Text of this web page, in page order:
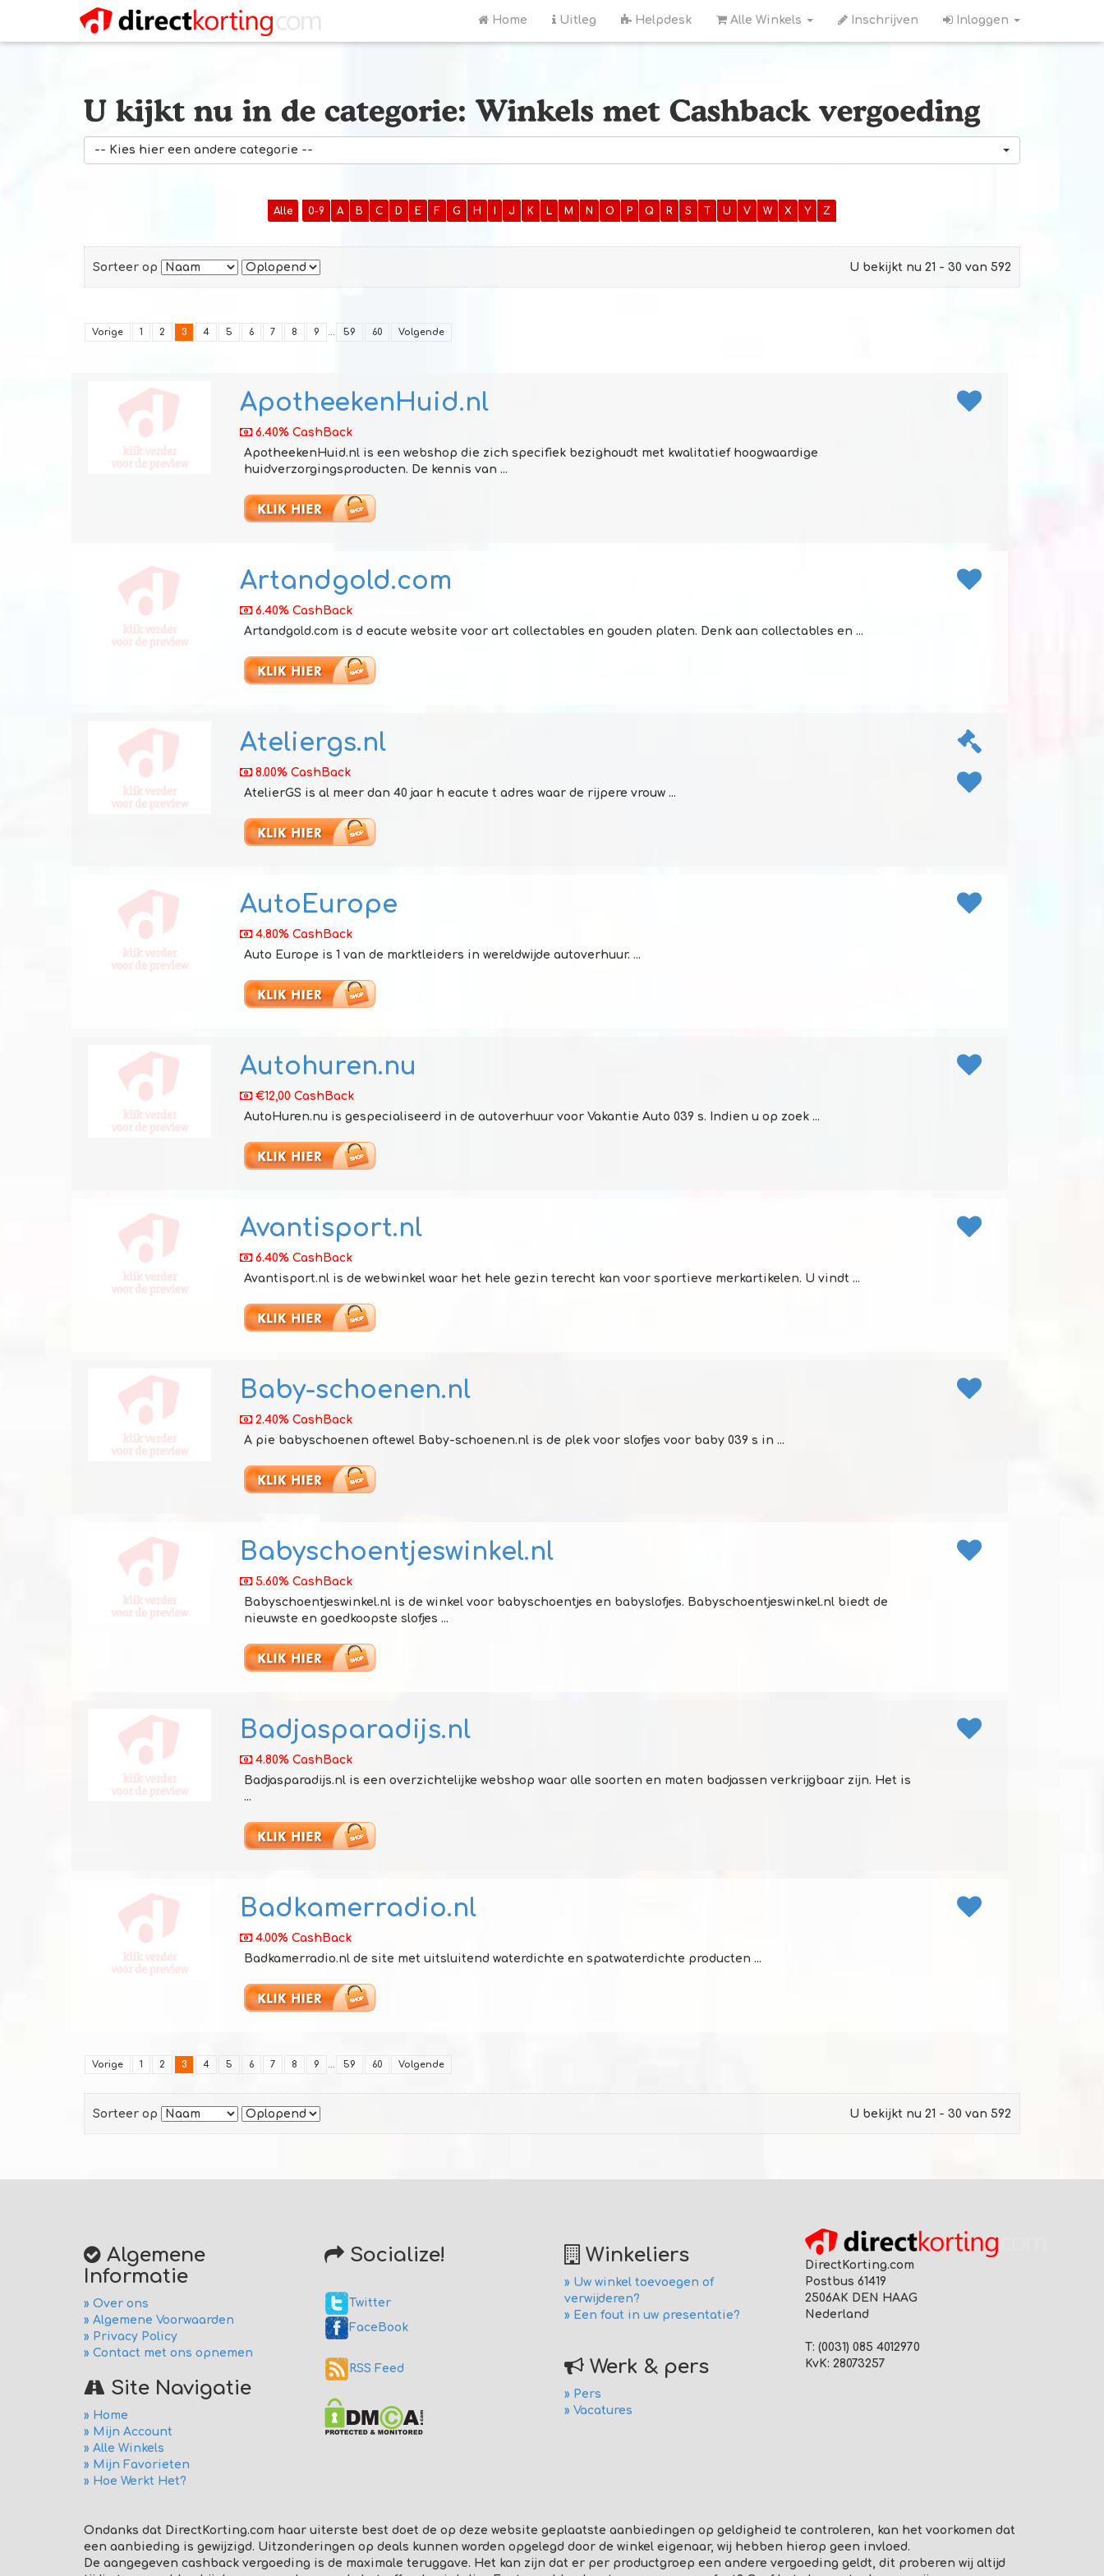
Home Uitleg Helpdesk Alle Winkels Inschrijven Inloggen
-- Kies hier een andere categorie --
Alle 0-9 A B C D E F G H I J K L M N O P Q R S T U V W X Y Z
Sorteer op U bekijkt nu 21 - 30 van 592
Vorige 1 2 3 4 5 6 7 8 9 ... 59 60 Volgende
ApotheekenHuid.nl
6.40% CashBack
ApotheekenHuid.nl is een webshop die zich specifiek bezighoudt met kwalitatief hoogwaardige
huidverzorgingsproducten. De kennis van ...
Artandgold.com
6.40% CashBack
Artandgold.com is d eacute website voor art collectables en gouden platen. Denk aan collectables en ...
Ateliergs.nl
8.00% CashBack
AtelierGS is al meer dan 40 jaar h eacute t adres waar de rijpere vrouw ...
AutoEurope
4.80% CashBack
Auto Europe is 1 van de marktleiders in wereldwijde autoverhuur. ...
Autohuren.nu
€12,00 CashBack
AutoHuren.nu is gespecialiseerd in de autoverhuur voor Vakantie Auto 039 s. Indien u op zoek ...
Avantisport.nl
6.40% CashBack
Avantisport.nl is de webwinkel waar het hele gezin terecht kan voor sportieve merkartikelen. U vindt ...
Baby-schoenen.nl
2.40% CashBack
A pie babyschoenen oftewel Baby-schoenen.nl is de plek voor slofjes voor baby 039 s in ...
Babyschoentjeswinkel.nl
5.60% CashBack
Babyschoentjeswinkel.nl is de winkel voor babyschoentjes en babyslofjes. Babyschoentjeswinkel.nl biedt de
nieuwste en goedkoopste slofjes ...
Badjasparadijs.nl
4.80% CashBack
Badjasparadijs.nl is een overzichtelijke webshop waar alle soorten en maten badjassen verkrijgbaar zijn. Het is
...
Badkamerradio.nl
4.00% CashBack
Badkamerradio.nl de site met uitsluitend waterdichte en spatwaterdichte producten ...
Vorige 1 2 3 4 5 6 7 8 9 ... 59 60 Volgende
Sorteer op U bekijkt nu 21 - 30 van 592
Algemene
Informatie
» Over ons
» Algemene Voorwaarden
» Privacy Policy
» Contact met ons opnemen
Site Navigatie
» Home
» Mijn Account
» Alle Winkels
» Mijn Favorieten
» Hoe Werkt Het?
Socialize!
Twitter
FaceBook
RSS Feed
Winkeliers
» Uw winkel toevoegen of
verwijderen?
» Een fout in uw presentatie?
Werk & pers
» Pers
» Vacatures
DirectKorting.com
Postbus 61419
2506AK DEN HAAG
Nederland
T: (0031) 085 4012970
KvK: 28073257
Ondanks dat DirectKorting.com haar uiterste best doet de op deze website geplaatste aanbiedingen op geldigheid te controleren, kan het voorkomen dat
een aanbieding is gewijzigd. Uitzonderingen op deals kunnen worden opgelegd door de winkel eigenaar, wij hebben hierop geen invloed.
De aangegeven cashback vergoeding is de maximale teruggave. Het kan zijn dat er per productgroep een andere vergoeding geldt, dit proberen wij altijd